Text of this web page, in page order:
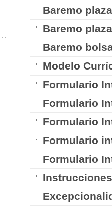
Baremo
Baremo
Baremo
Modelo
Formulario
Formulario
Formulario
Formulario
Formulario